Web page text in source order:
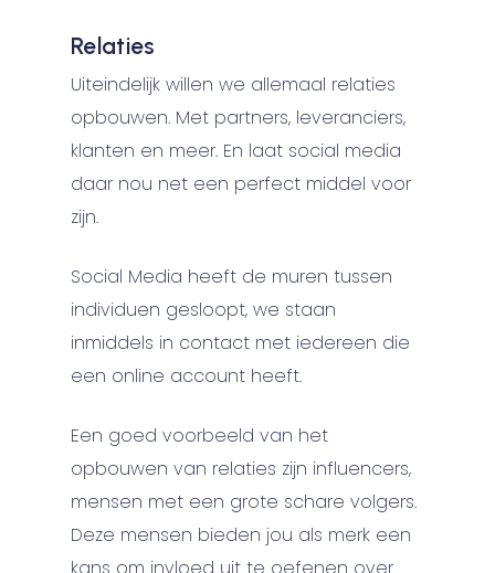
Relaties
Uiteindelijk willen we allemaal relaties
opbouwen. Met partners, leveranciers,
klanten en meer. En laat social media
daar nou net een perfect middel voor
zijn.
Social Media heeft de muren tussen
individuen gesloopt, we staan
inmiddels in contact met iedereen die
een online account heeft.
Een goed voorbeeld van het
opbouwen van relaties zijn influencers,
mensen met een grote schare volgers.
Deze mensen bieden jou als merk een
kans om invloed uit te oefenen over